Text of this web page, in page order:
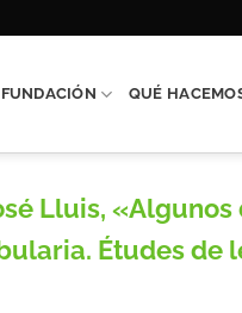
QUÉ
Lluis,
Études de